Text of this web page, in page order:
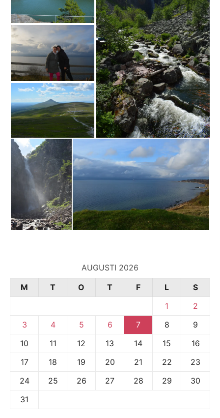
AUGUSTI 2026
M
T O T F L
S
1
2
3
4 5 6 7 8
9
10
11 12 13 14 15
16
17
18 19 20 21 22
23
24
25 26 27 28 29
30
31